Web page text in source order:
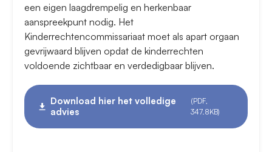
een eigen laagdrempelig en herkenbaar
aanspreekpunt nodig. Het
Kinderrechtencommissariaat moet als apart orgaan
gevrijwaard blijven opdat de kinderrechten
voldoende zichtbaar en verdedigbaar blijven.
Download hier het volledige
advies
(PDF,
347.8KB)